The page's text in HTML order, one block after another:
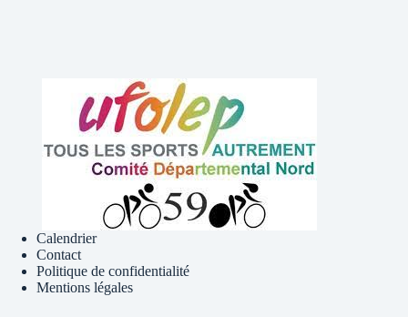
Calendrier
Contact
Politique de confidentialité
Mentions légales